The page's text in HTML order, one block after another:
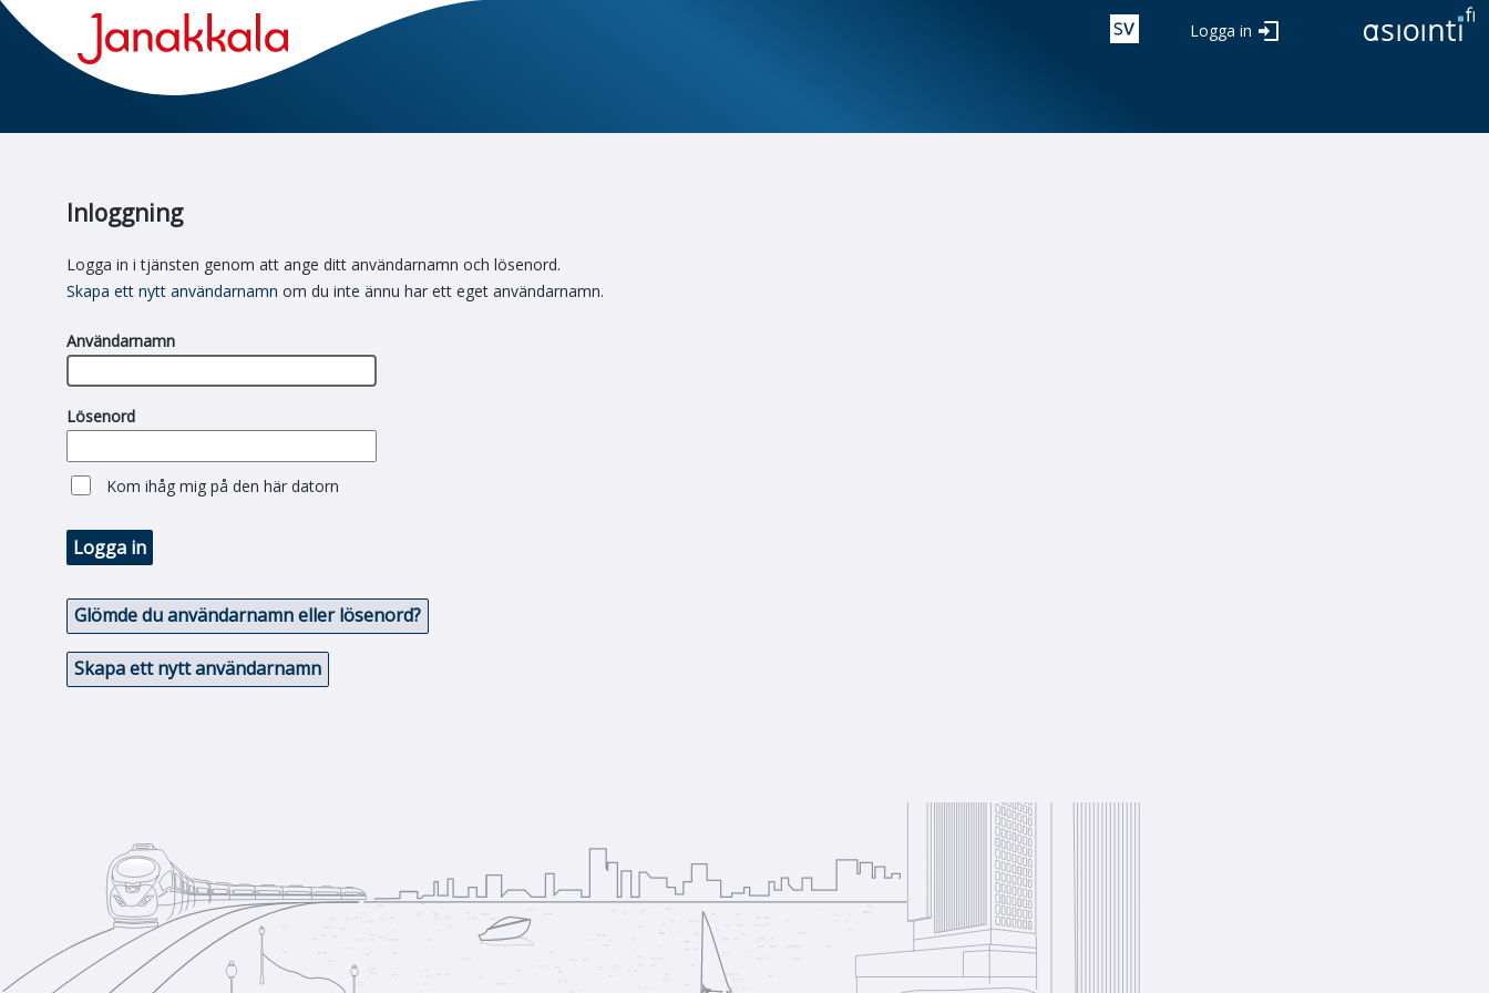
Logga in
Inloggning
Logga in i tjänsten genom att ange ditt användarnamn och lösenord.
Skapa ett nytt användarnamn om du inte ännu har ett eget användarnamn.
Användarnamn
Lösenord
Kom ihåg mig på den här datorn
Logga in
Glömde du användarnamn eller lösenord?
Skapa ett nytt användarnamn